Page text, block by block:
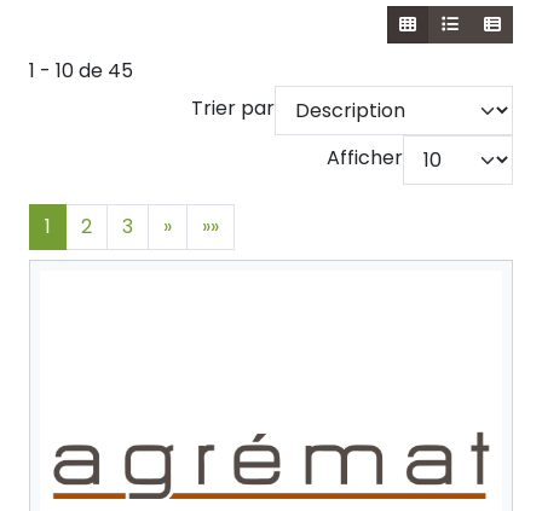
1 - 10 de 45
Trier par
Afficher
1 2 3 » »»